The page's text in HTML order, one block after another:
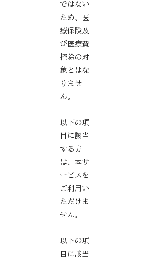
ではない
ため、医
療保険及
び医療費
控除の対
象とはな
りませ
ん。
以下の項
目に該当
する方
は、本サ
ービスを
ご利用い
ただけま
せん。
以下の項
目に該当